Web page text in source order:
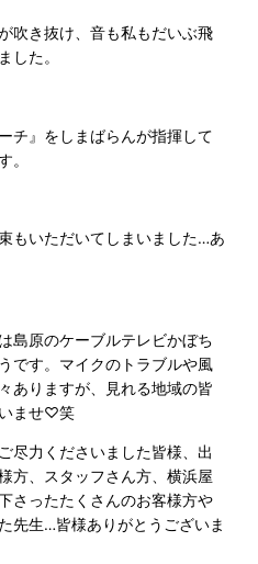
吹き抜け、音も私もだいぶ飛
した。
チ』をしまばらんが指揮して
。
もいただいてしまいました…あ
島原のケーブルテレビかぼち
です。マイクのトラブルや風
ありますが、見れる地域の皆
ませ♡笑
尽力くださいました皆様、出
方、スタッフさん方、横浜屋
さったたくさんのお客様方や
先生…皆様ありがとうございま